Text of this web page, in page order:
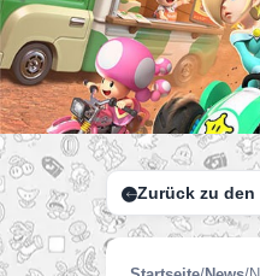
Zurück zu den